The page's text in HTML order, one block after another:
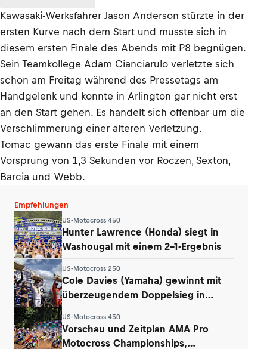
Kawasaki-Werksfahrer Jason Anderson stürzte in der
ersten Kurve nach dem Start und musste sich in
diesem ersten Finale des Abends mit P8 begnügen.
Sein Teamkollege Adam Cianciarulo verletzte sich
schon am Freitag während des Pressetags am
Handgelenk und konnte in Arlington gar nicht erst
an den Start gehen. Es handelt sich offenbar um die
Verschlimmerung einer älteren Verletzung.
Tomac gewann das erste Finale mit einem
Vorsprung von 1,3 Sekunden vor Roczen, Sexton,
Barcia und Webb.
Empfehlungen
US-Motocross 450
Hunter Lawrence (Honda) siegt in
Washougal mit einem 2-1-Ergebnis
US-Motocross 250
Cole Davies (Yamaha) gewinnt mit
überzeugendem Doppelsieg in
US-Motocross 450
Vorschau und Zeitplan AMA Pro
Motocross Championships,